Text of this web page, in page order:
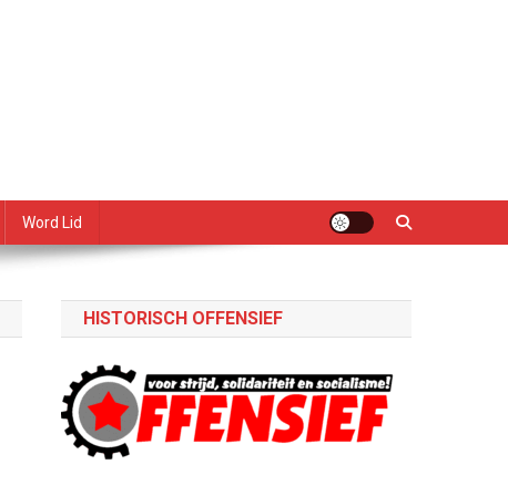
Word Lid
HISTORISCH OFFENSIEF